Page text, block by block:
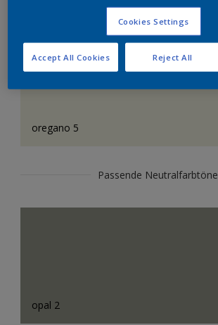
oregano 5
Passende Neutralfarbtöne
opal 2
Cookies Settings
Reject All
Accept All Cookies